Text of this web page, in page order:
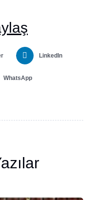
LinkedIn
WhatsApp